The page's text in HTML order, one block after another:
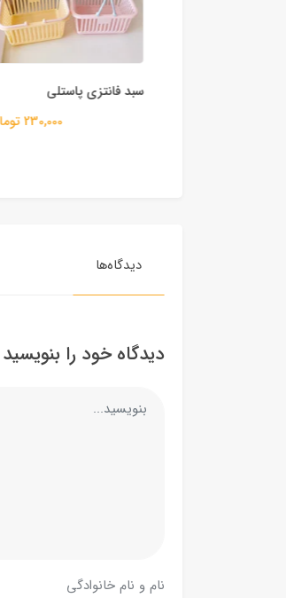
سبد فانتزی پاستلی
230,000 تومان
دیدگاه‌ها
دیدگاه خود را بنویسید
نام و نام خانوادگی